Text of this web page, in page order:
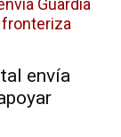
envía